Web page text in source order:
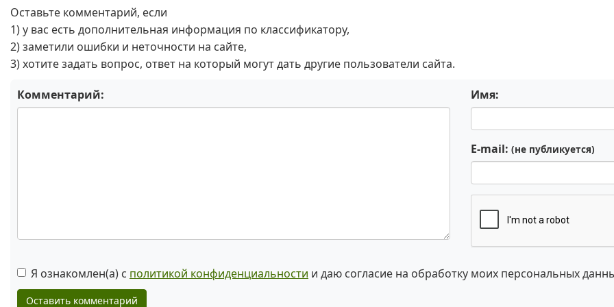
Оставьте комментарий, если
1) у вас есть дополнительная информация по классификатору,
2) заметили ошибки и неточности на сайте,
3) хотите задать вопрос, ответ на который могут дать другие пользователи сайта.
Комментарий: Имя:
E-mail: (не публикуется)
Я ознакомлен(а) с политикой конфиденциальности и даю согласие на обработку моих персональных
Оставить комментарий